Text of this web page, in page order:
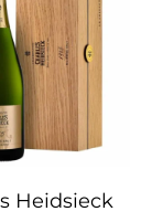
Heidsieck